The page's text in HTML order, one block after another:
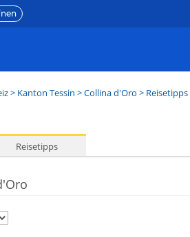
> Kanton Tessin >Collina d'Oro > Reisetipps
Reisetipps